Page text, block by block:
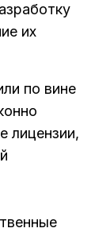
их
по вине
лицензии,